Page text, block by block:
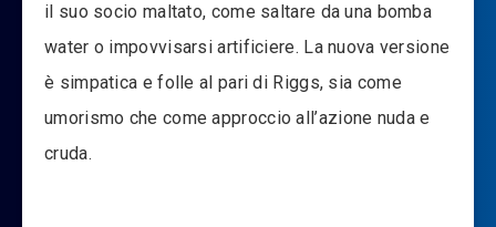
il suo socio maltato, come saltare da una bomba
water o impovvisarsi artificiere. La nuova versione
è simpatica e folle al pari di Riggs, sia come
umorismo che come approccio all’azione nuda e
cruda.